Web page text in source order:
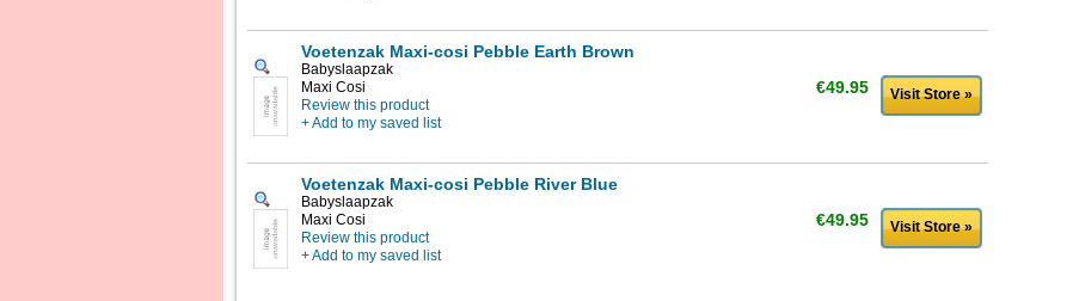
Voetenzak Maxi-cosi Pebble Earth Brown
Babyslaapzak
Maxi Cosi
Review this product
+ Add to my saved list
€49.95 Visit Store »
Voetenzak Maxi-cosi Pebble River Blue
Babyslaapzak
Maxi Cosi
Review this product
+ Add to my saved list
€49.95 Visit Store »